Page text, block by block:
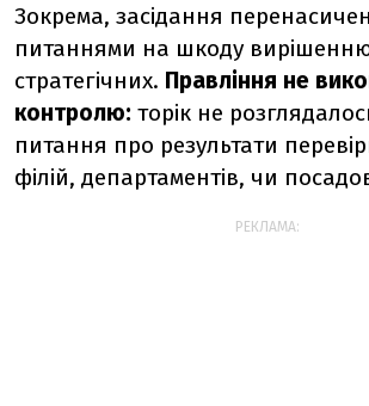
Зокрема, засідання
питаннями на шкоду
стратегічних. Правління не
контролю: торік не
питання про результати
філій, департаментів, чи
РЕКЛАМА: